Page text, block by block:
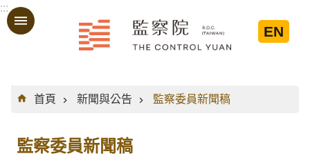
跳到主要內容區塊
:::
EN
:::
首頁
新聞與公告 監察委員新聞稿
監察委員新聞稿